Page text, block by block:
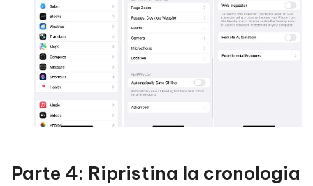
Parte 4: Ripristina la cronologia